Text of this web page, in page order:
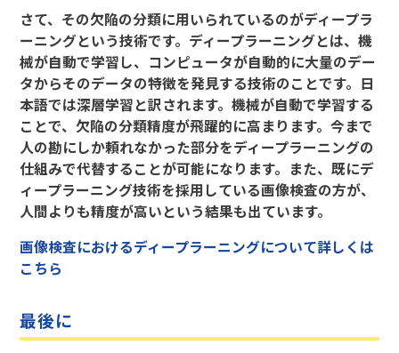
さて、その欠陥の分類に用いられているのがディープラ
ーニングという技術です。ディープラーニングとは、機
械が自動で学習し、コンピュータが自動的に大量のデー
タからそのデータの特徴を発見する技術のことです。日
本語では深層学習と訳されます。機械が自動で学習する
ことで、欠陥の分類精度が飛躍的に高まります。今まで
人の勘にしか頼れなかった部分をディープラーニングの
仕組みで代替することが可能になります。また、既にデ
ィープラーニング技術を採用している画像検査の方が、
人間よりも精度が高いという結果も出ています。
画像検査におけるディープラーニングについて詳しくは
こちら
最後に